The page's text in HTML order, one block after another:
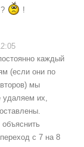
!
каждый
(если они по
мы
их,
с 7 на 8